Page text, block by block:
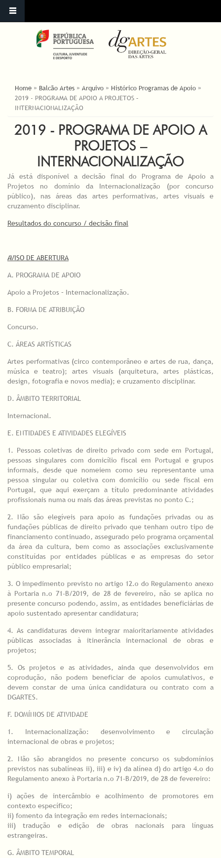
ESTÁ AQUI
Home » Balcão Artes » Arquivo » Histórico Programas de Apoio »
2019 - PROGRAMA DE APOIO A PROJETOS –
INTERNACIONALIZAÇÃO
2019 - PROGRAMA DE APOIO A
PROJETOS –
INTERNACIONALIZAÇÃO
Já está disponível a decisão final do Programa de Apoio a
Projetos no domínio da Internacionalização (por concurso
público), nas áreas das artes performativas, artes visuais e
cruzamento disciplinar.
Resultados do concurso / decisão final
AVISO DE ABERTURA
A. PROGRAMA DE APOIO
Apoio a Projetos – Internacionalização.
B. FORMA DE ATRIBUIÇÃO
Concurso.
C. ÁREAS ARTÍSTICAS
Artes performativas (circo contemporâneo e artes de rua, dança,
música e teatro); artes visuais (arquitetura, artes plásticas,
design, fotografia e novos media); e cruzamento disciplinar.
D. ÂMBITO TERRITORIAL
Internacional.
E. ENTIDADES E ATIVIDADES ELEGÍVEIS
1. Pessoas coletivas de direito privado com sede em Portugal,
pessoas singulares com domicílio fiscal em Portugal e grupos
informais, desde que nomeiem como seu representante uma
pessoa singular ou coletiva com domicílio ou sede fiscal em
Portugal, que aqui exerçam a título predominante atividades
profissionais numa ou mais das áreas previstas no ponto C.;
2. Não são elegíveis para apoio as fundações privadas ou as
fundações públicas de direito privado que tenham outro tipo de
financiamento continuado, assegurado pelo programa orçamental
da área da cultura, bem como as associações exclusivamente
constituídas por entidades públicas e as empresas do setor
público empresarial;
3. O impedimento previsto no artigo 12.o do Regulamento anexo
à Portaria n.o 71-B/2019, de 28 de fevereiro, não se aplica no
presente concurso podendo, assim, as entidades beneficiárias de
apoio sustentado apresentar candidatura;
4. As candidaturas devem integrar maioritariamente atividades
públicas associadas à itinerância internacional de obras e
projetos;
5. Os projetos e as atividades, ainda que desenvolvidos em
coprodução, não podem beneficiar de apoios cumulativos, e
devem constar de uma única candidatura ou contrato com a
DGARTES.
F. DOMÍNIOS DE ATIVIDADE
1. Internacionalização: desenvolvimento e circulação
internacional de obras e projetos;
2. Não são abrangidos no presente concurso os subdomínios
previstos nas subalíneas ii), iii) e iv) da alínea d) do artigo 4.o do
Regulamento anexo à Portaria n.o 71-B/2019, de 28 de fevereiro:
i) ações de intercâmbio e acolhimento de promotores em
contexto específico;
ii) fomento da integração em redes internacionais;
iii) tradução e edição de obras nacionais para línguas
estrangeiras.
G. ÂMBITO TEMPORAL